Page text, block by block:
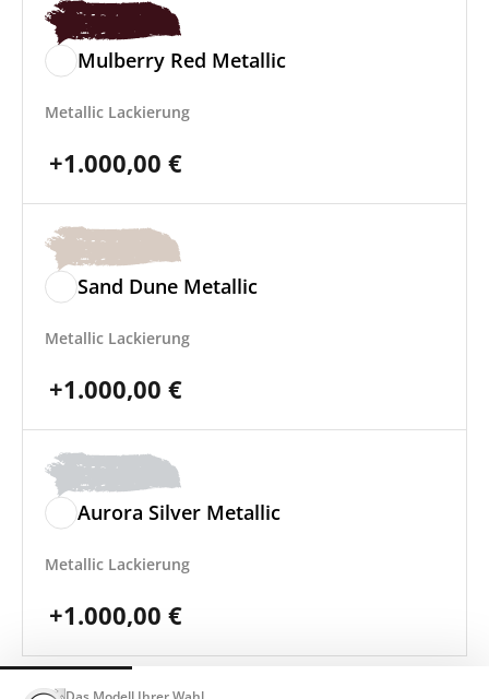
Mulberry Red Metallic
Metallic Lackierung
+1.000,00 €
Sand Dune Metallic
Metallic Lackierung
+1.000,00 €
Aurora Silver Metallic
Metallic Lackierung
+1.000,00 €